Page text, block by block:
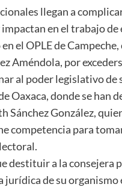
llegan a
en el trabajo de
el OPLE de
Améndola, por
al poder legislativo de
Oaxaca, donde se han
Sánchez González,
para
destituir a la
jurídica de su